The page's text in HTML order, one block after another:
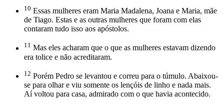
10 Essas mulheres eram Maria Madalena, Joana e Maria, mãe
de Tiago. Estas e as outras mulheres que foram com elas
contaram tudo isso aos apóstolos.
11 Mas eles acharam que o que as mulheres estavam dizendo
era tolice e não acreditaram.
12 Porém Pedro se levantou e correu para o túmulo. Abaixou-
se para olhar e viu somente os lençóis de linho e nada mais.
Aí voltou para casa, admirado com o que havia acontecido.